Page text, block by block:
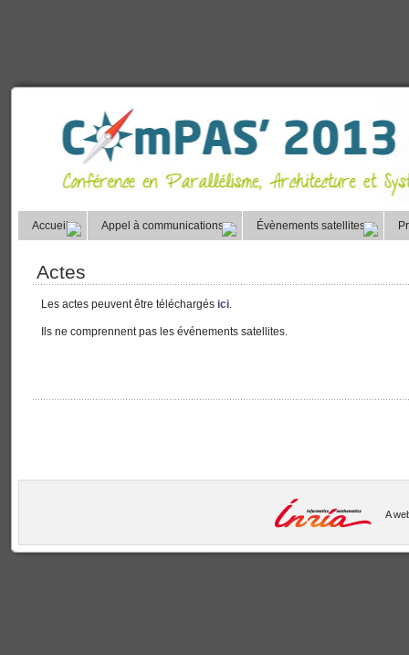
Accueil Appel à communications Évènements satellites
Actes
Les actes peuvent être téléchargés ici.
Ils ne comprennent pas les événements satellites.
A